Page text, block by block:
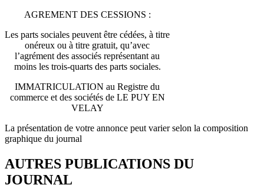
AGREMENT DES CESSIONS :
Les parts sociales peuvent être cédées, à titre
onéreux ou à titre gratuit, qu’avec
l’agrément des associés représentant au
moins les trois-quarts des parts sociales.
IMMATRICULATION au Registre du
commerce et des sociétés de LE PUY EN
VELAY
La présentation de votre annonce peut varier selon la composition
graphique du journal
AUTRES PUBLICATIONS DU
JOURNAL